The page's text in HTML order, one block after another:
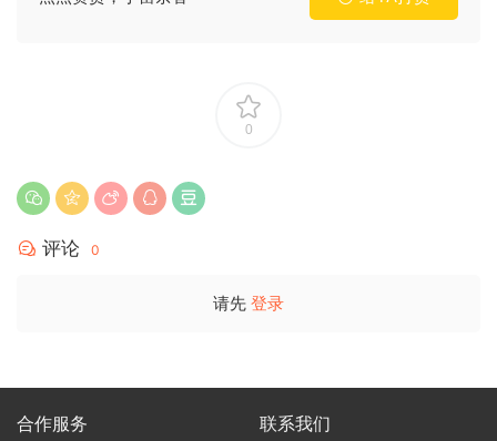
0
评论 0
请先 登录
合作服务 联系我们